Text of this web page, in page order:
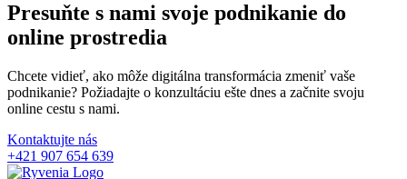
Presuňte s nami svoje podnikanie do
online prostredia
Chcete vidieť, ako môže digitálna transformácia zmeniť vaše
podnikanie? Požiadajte o konzultáciu ešte dnes a začnite svoju
online cestu s nami.
Kontaktujte nás
+421 907 654 639